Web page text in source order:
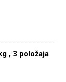
, 3 položaja